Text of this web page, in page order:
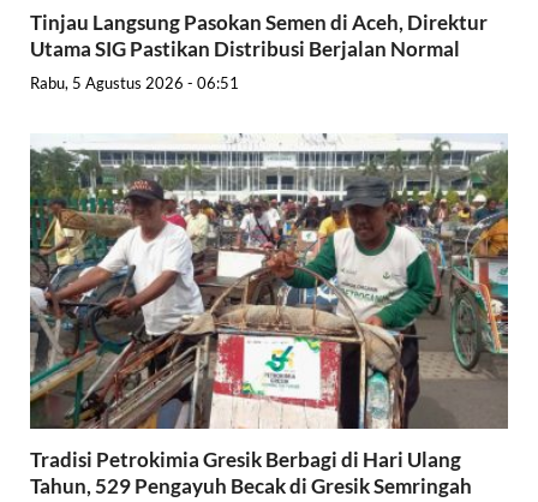
Tinjau Langsung Pasokan Semen di Aceh, Direktur
Utama SIG Pastikan Distribusi Berjalan Normal
Rabu, 5 Agustus 2026 - 06:51
Tradisi Petrokimia Gresik Berbagi di Hari Ulang
Tahun, 529 Pengayuh Becak di Gresik Semringah